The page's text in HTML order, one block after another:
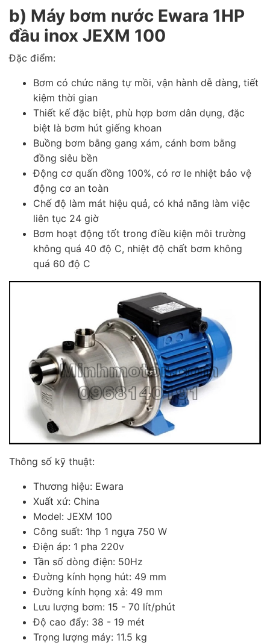
b) Máy bơm nước Ewara 1HP
đầu inox JEXM 100
Đặc điểm:
Bơm có chức năng tự mồi, vận hành dễ dàng, tiết
kiệm thời gian
Thiết kế đặc biệt, phù hợp bơm dân dụng, đặc
biệt là bơm hút giếng khoan
Buồng bơm bằng gang xám, cánh bơm bằng
đồng siêu bền
Động cơ quấn đồng 100%, có rơ le nhiệt bảo vệ
động cơ an toàn
Chế độ làm mát hiệu quả, có khả năng làm việc
liên tục 24 giờ
Bơm hoạt động tốt trong điều kiện môi trường
không quá 40 độ C, nhiệt độ chất bơm không
quá 60 độ C
Thông số kỹ thuật:
Thương hiệu: Ewara
Xuất xứ: China
Model: JEXM 100
Công suất: 1hp 1 ngựa 750 W
Điện áp: 1 pha 220v
Tần số dòng điện: 50Hz
Đường kính họng hút: 49 mm
Đường kính họng xả: 49 mm
Lưu lượng bơm: 15 - 70 lít/phút
Độ cao đẩy: 38 - 19 mét
Trọng lượng máy: 11.5 kg